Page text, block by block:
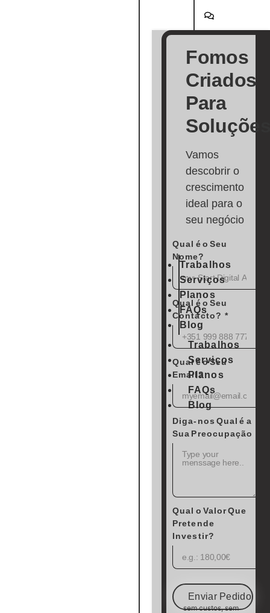
Trabalhos
Serviços
Planos
FAQs
Blog
Trabalhos
Serviços
Planos
FAQs
Blog
Fomos
Criados
Para
Vamos
descobrir o
crescimento
ideal para o
seu negócio
Qual é o Seu
Nome?
Qual é o Seu
Contacto?
Qual é o Seu
Email?
Diga-nos Qual é a
Sua Preocupação
Qual o Valor Que
Pretende
Investir?
Enviar Pedido
sem custos, sem